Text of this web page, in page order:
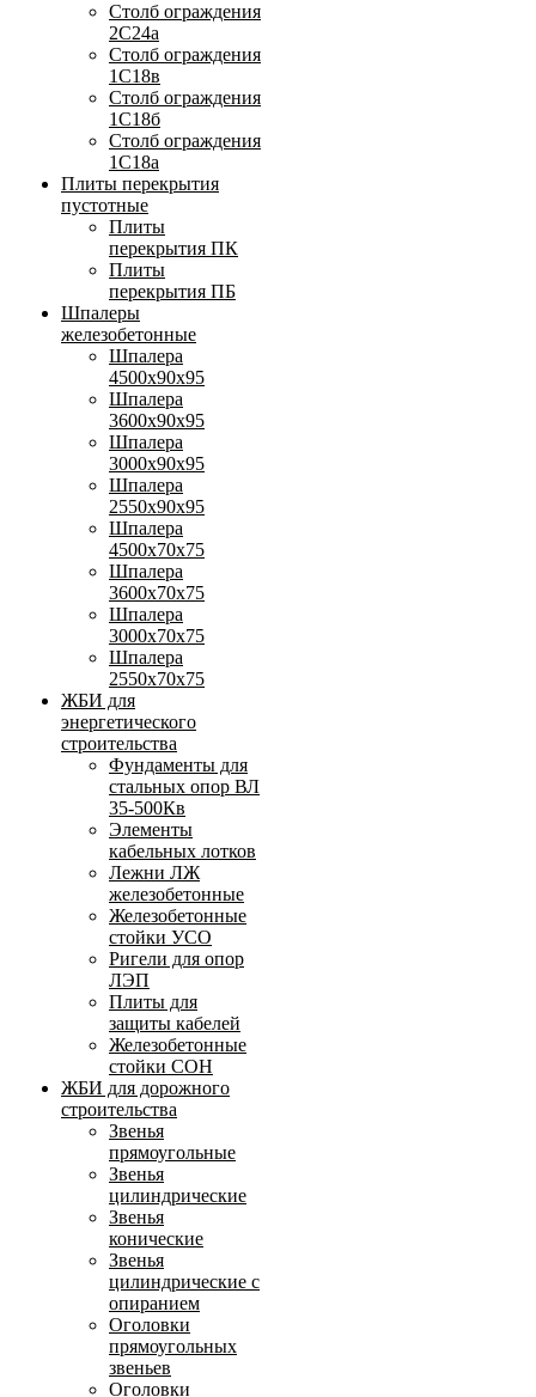
Столб ограждения
2С24а
Столб ограждения
1С18в
Столб ограждения
1С18б
Столб ограждения
1С18а
Плиты перекрытия
пустотные
Плиты
перекрытия ПК
Плиты
перекрытия ПБ
Шпалеры
железобетонные
Шпалера
4500х90х95
Шпалера
3600х90х95
Шпалера
3000х90х95
Шпалера
2550х90х95
Шпалера
4500х70х75
Шпалера
3600х70х75
Шпалера
3000х70х75
Шпалера
2550х70х75
ЖБИ для
энергетического
строительства
Фундаменты для
стальных опор ВЛ
35-500Кв
Элементы
кабельных лотков
Лежни ЛЖ
железобетонные
Железобетонные
стойки УСО
Ригели для опор
ЛЭП
Плиты для
защиты кабелей
Железобетонные
стойки СОН
ЖБИ для дорожного
строительства
Звенья
прямоугольные
Звенья
цилиндрические
Звенья
конические
Звенья
цилиндрические с
опиранием
Оголовки
прямоугольных
звеньев
Оголовки